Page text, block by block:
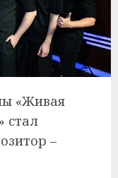
«Живая
стал
–